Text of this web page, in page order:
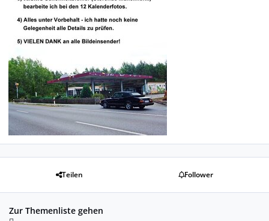
Teilen Follower
Zur Themenliste gehen